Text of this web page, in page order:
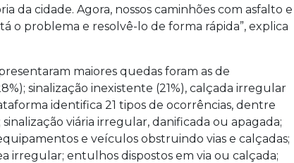
da cidade. Agora, nossos caminhões com asfalto e
o problema e resolvê-lo de forma rápida”, explica
maiores quedas foram as de
sinalização inexistente (21%), calçada irregular
identifica 21 tipos de ocorrências, dentre
viária irregular, danificada ou apagada;
e veículos obstruindo vias e calçadas;
irregular; entulhos dispostos em via ou calçada;